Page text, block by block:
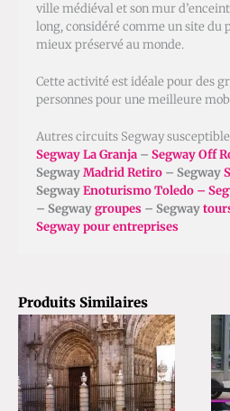
ville médiéval et son mur
long, considéré comme un site du
mieux préservé au monde.
Cette activité est idéale pour des
personnes pour une meilleure
Autres circuits Segway
Segway La Granja – Segway Off
SegwayMadrid Retiro – Segway
SegwayEnoturismo Toledo –
– Segwaygroupes – Segway
Segway pour entreprises
Produits Similaires